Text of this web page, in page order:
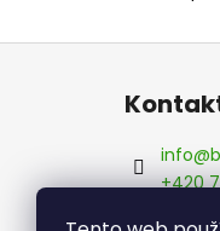
Z
info@
+420